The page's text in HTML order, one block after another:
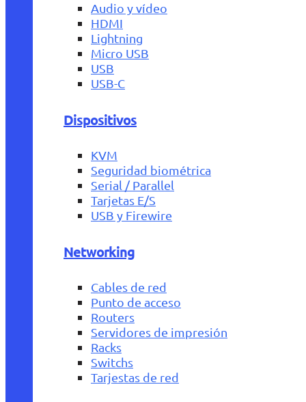
Audio y vídeo
HDMI
Lightning
Micro USB
USB
USB-C
Dispositivos
KVM
Seguridad biométrica
Serial / Parallel
Tarjetas E/S
USB y Firewire
Networking
Cables de red
Punto de acceso
Routers
Servidores de impresión
Racks
Switchs
Tarjestas de red